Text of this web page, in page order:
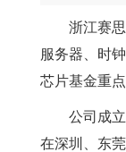
浙江赛
服务器、时
芯片基金重
公司成
在深圳、东